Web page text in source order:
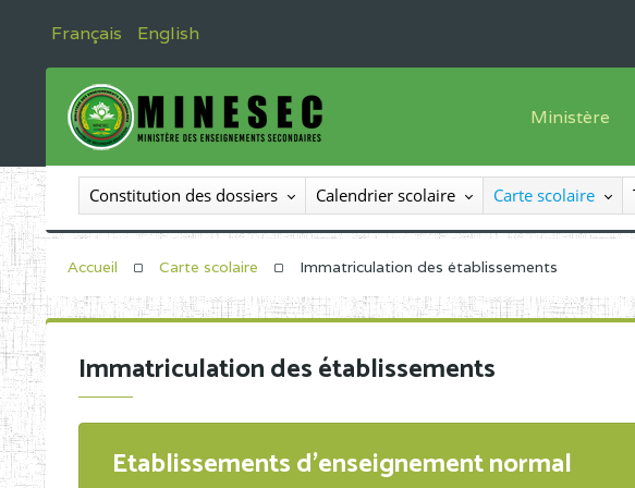
Français English
Ministère
Le Ministre
Le SEESEN
Inspection
Constitution des dossiers Calendrier scolaire Carte scolaire
Accueil Carte scolaire Immatriculation des établissements
Immatriculation des établissements
Etablissements d'enseignement normal